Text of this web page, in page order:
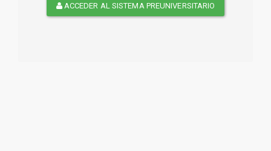
ACCEDER AL SISTEMA PREUNIVERSITARIO